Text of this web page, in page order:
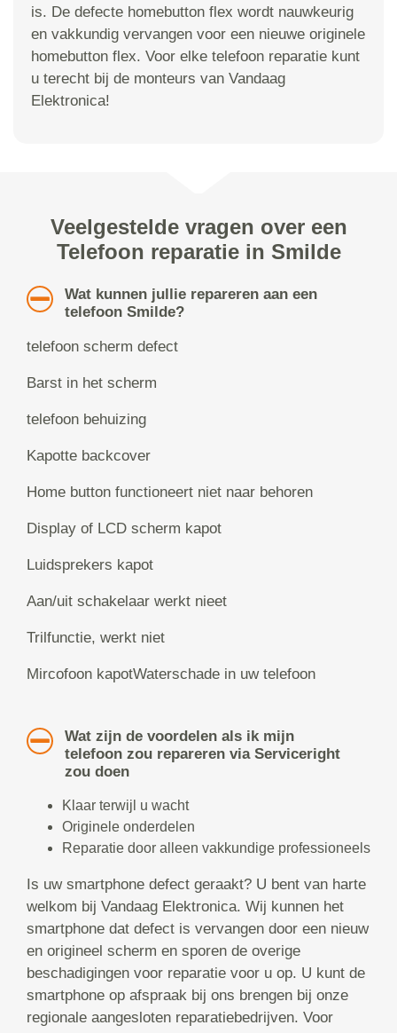
is. De defecte homebutton flex wordt nauwkeurig
en vakkundig vervangen voor een nieuwe originele
homebutton flex. Voor elke telefoon reparatie kunt
u terecht bij de monteurs van Vandaag
Elektronica!
Veelgestelde vragen over een
Telefoon reparatie in Smilde
Wat kunnen jullie repareren aan een
telefoon Smilde?
telefoon scherm defect
Barst in het scherm
telefoon behuizing
Kapotte backcover
Home button functioneert niet naar behoren
Display of LCD scherm kapot
Luidsprekers kapot
Aan/uit schakelaar werkt nieet
Trilfunctie, werkt niet
Mircofoon kapotWaterschade in uw telefoon
Wat zijn de voordelen als ik mijn
telefoon zou repareren via Serviceright
zou doen
Klaar terwijl u wacht
Originele onderdelen
Reparatie door alleen vakkundige professioneels
Is uw smartphone defect geraakt? U bent van harte
welkom bij Vandaag Elektronica. Wij kunnen het
smartphone dat defect is vervangen door een nieuw
en origineel scherm en sporen de overige
beschadigingen voor reparatie voor u op. U kunt de
smartphone op afspraak bij ons brengen bij onze
regionale aangesloten reparatiebedrijven. Voor